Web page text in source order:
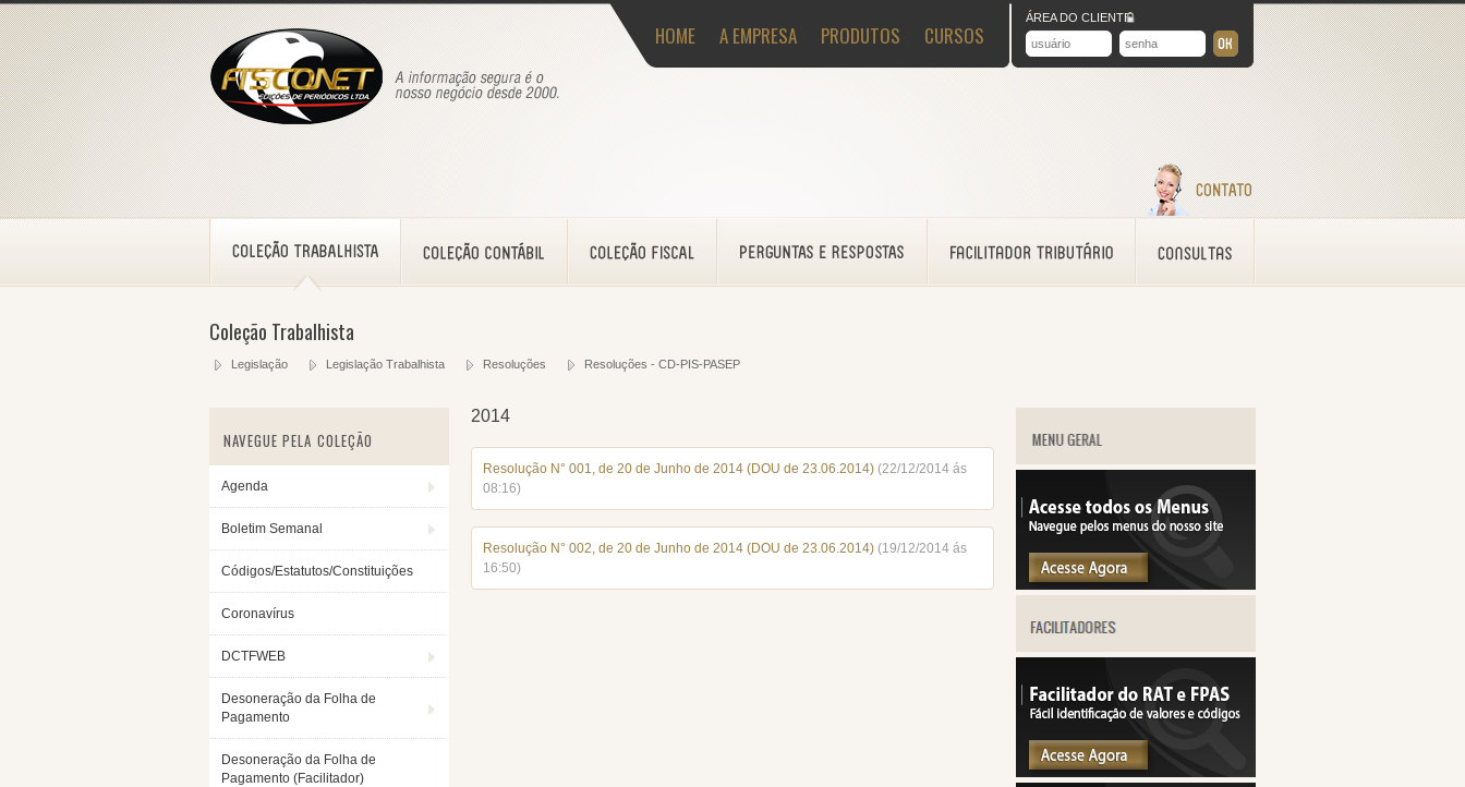
HOME A EMPRESA PRODUTOS CURSOS
ÁREA DO CLIENTE
Coleção Trabalhista
Legislação Legislação Trabalhista Resoluções Resoluções - CD-PIS-PASEP
NAVEGUE PELA COLEÇÃO
Agenda
Boletim Semanal
Códigos/Estatutos/Constituições
Coronavírus
DCTFWEB
Desoneração da Folha de
Pagamento
Desoneração da Folha de
Pagamento (Facilitador)
2014
Resolução N° 001, de 20 de Junho de 2014 (DOU de 23.06.2014) (22/12/2014 ás
08:16)
Resolução N° 002, de 20 de Junho de 2014 (DOU de 23.06.2014) (19/12/2014 ás
16:50)